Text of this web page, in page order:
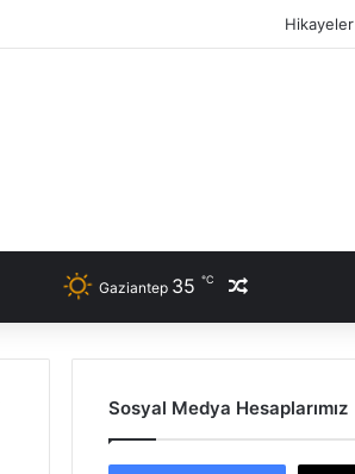
Hikayeler
Gaziantep 35 ℃
Sosyal Medya Hesaplarımız